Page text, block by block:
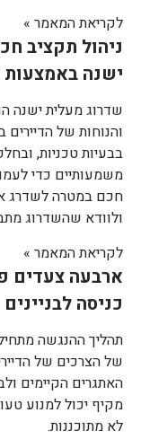
לקריאת המאמר »
ניהול תקציב
ישנה באמצעות
שדרוג מעלית ישנה
והנוחות של הדיירים
בבעיות טכניות,
משמעותיים כדי
חכם במטרה לשדרג
ולוודא שהשדרוג
לקריאת המאמר »
ארבעה צעדים
כניסה לבניינים
תהליך ההנגשה
של הצרכים של
האתגרים הקיימים
מקיף יכול למנוע
לא מתוכננות.